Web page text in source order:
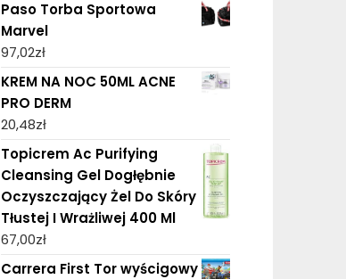
Paso Torba Sportowa
Marvel
97,02zł
KREM NA NOC 50ML ACNE
PRO DERM
20,48zł
Topicrem Ac Purifying
Cleansing Gel Dogłębnie
Oczyszczający Żel Do Skóry
Tłustej I Wrażliwej 400 Ml
67,00zł
Carrera First Tor wyścigowy